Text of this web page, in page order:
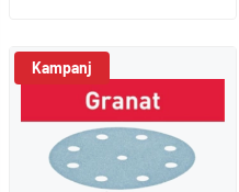
Kampanj